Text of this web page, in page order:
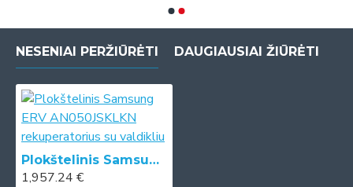
NESENIAI PERŽIŪRĖTI DAUGIAUSIAI ŽIŪRĖTI
Plokštelinis Samsung ERV AN050JSKLKN rekuperatorius su valdikliu
1,957.24 €